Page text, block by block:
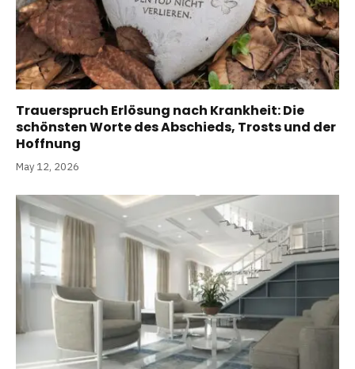
Trauerspruch Erlösung nach Krankheit: Die
schönsten Worte des Abschieds, Trosts und der
Hoffnung
May 12, 2026